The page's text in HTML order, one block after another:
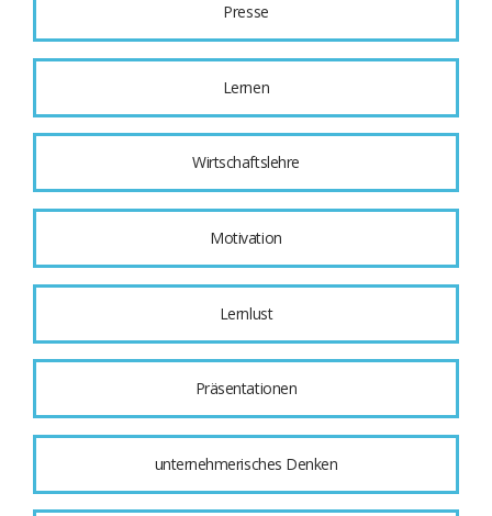
Presse
Lernen
Wirtschaftslehre
Motivation
Lernlust
Präsentationen
unternehmerisches Denken